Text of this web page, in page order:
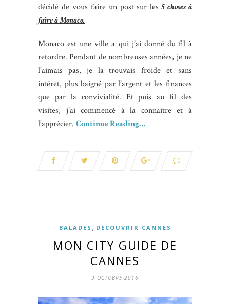
décidé de vous faire un post sur les5 choses à
faire à Monaco.
Monaco est une ville a qui j’ai donné du fil à
retordre. Pendant de nombreuses années, je ne
l’aimais pas, je la trouvais froide et sans
intérêt, plus baigné par l’argent et les finances
que par la convivialité. Et puis au fil des
visites, j’ai commencé à la connaitre et à
l’apprécier. Continue Reading…
BALADES , DÉCOUVRIR CANNES
MON CITY GUIDE DE
CANNES
9 OCTOBRE 2016